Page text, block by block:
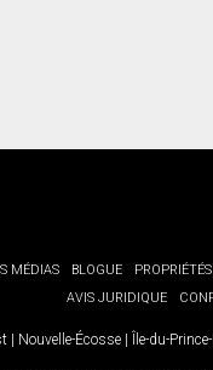
MÉDIAS BLOGUE
AVIS JURIDIQUE
| Nouvelle-Écosse | Île-du-